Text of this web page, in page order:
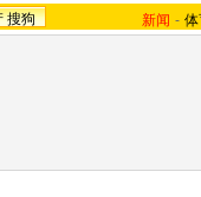
搜狗 新闻 -